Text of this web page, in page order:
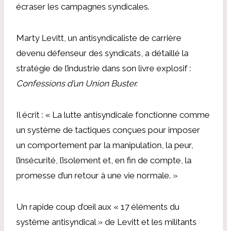
écraser les campagnes syndicales.
Marty Levitt, un antisyndicaliste de carrière
devenu défenseur des syndicats, a détaillé la
stratégie de l’industrie dans son livre explosif :
Confessions d’un Union Buster.
Il écrit : « La lutte antisyndicale fonctionne comme
un système de tactiques conçues pour imposer
un comportement par la manipulation, la peur,
l’insécurité, l’isolement et, en fin de compte, la
promesse d’un retour à une vie normale. »
Un rapide coup d’œil aux « 17 éléments du
système antisyndical » de Levitt et les militants